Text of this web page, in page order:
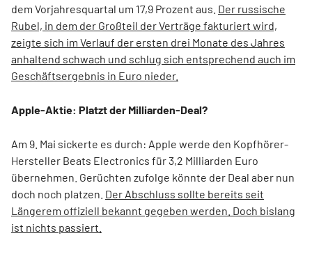
dem Vorjahresquartal um 17,9 Prozent aus. Der russische
Rubel, in dem der Großteil der Verträge fakturiert wird,
zeigte sich im Verlauf der ersten drei Monate des Jahres
anhaltend schwach und schlug sich entsprechend auch im
Geschäftsergebnis in Euro nieder.
Apple-Aktie: Platzt der Milliarden-Deal?
Am 9. Mai sickerte es durch: Apple werde den Kopfhörer-
Hersteller Beats Electronics für 3,2 Milliarden Euro
übernehmen. Gerüchten zufolge könnte der Deal aber nun
doch noch platzen. Der Abschluss sollte bereits seit
Längerem offiziell bekannt gegeben werden. Doch bislang
ist nichts passiert.